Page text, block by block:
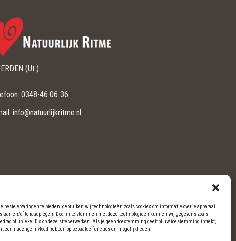
beste ervaringen te bieden, gebruiken wij technologieën zoals cookies om informatie over je apparaat
en/of te raadplegen. Door in te stemmen met deze technologieën kunnen wij gegevens zoals
of unieke ID's op deze site verwerken. Als je geen toestemming geeft of uw toestemming intrekt,
een nadelige invloed hebben op bepaalde functies en mogelijkheden.
(Ut.)
0348-46 06 36
info@natuurlijkritme.nl